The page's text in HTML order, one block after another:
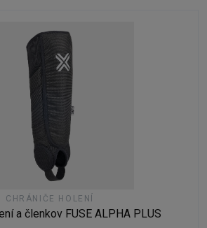
CHRÁNIČE HOLENÍ
a členkov FUSE ALPHA PLUS